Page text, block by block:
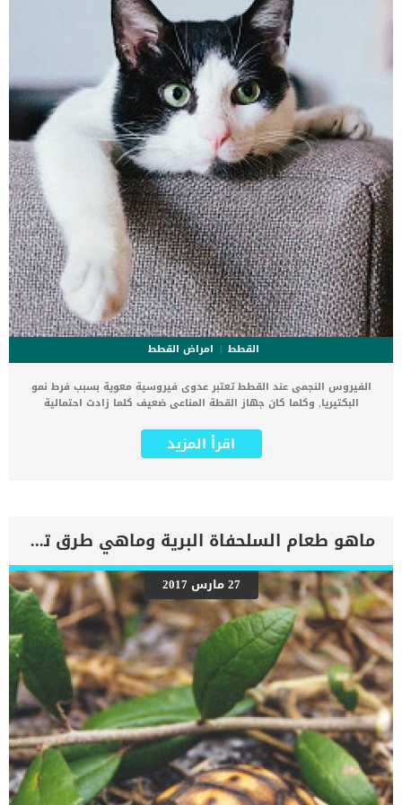
الوفاة. _المرحلة الاولى, تظهر ان الكلب معرض لخطر الإصابة بسرطان
القلب ، ولكن ليس لديه أعراض ولا تغييرات في القلب. _المرحلة
الثانية,يعاني الكلب […]
القطط
امراض القطط
الفيروس النجمى عند القطط تعتبر عدوى فيروسية معوية بسبب فرط نمو
البكتيريا, وكلما كان جهاز القطة المناعى ضعيف كلما زادت احتمالية
الحمض النووي الريبوزي (RNA) الصغيرة غير المغلفة التي تسبب أعراض
مرض معوي في الحيوانات المصابة هذه الفيروس له مجموعة من العلامات
أقل من أسبوع. هذا الفيروس ليس خطيرا بقدر الخطورة التى يسببها
الجفاف الناتج عن الاسهال. كما ان هذا الفيروس نادر نسبيًا في القطط،
ولا يظهر أي ميل لإصابة سلالة أو جنس أو عمر معين علامات الفيروس
النجمى عند القطط _لإسهال المائي الأخضر _ الجفاف _ العيون الغارقة
_فقدان الشهية _ حمى _وجع بطن السبب الرئيسى لاصابة قطتك بهذا
الفيروس هو العدوى التى تنتقل لها من قطة اخرى مصابة. اقرا ايضا:
عملية اغلاق الامعاء عند القطط واسبابها تشخيص الطبيب البيطرى لحالة
القط سوف تحتاج إلى تقديم تاريخ شامل لصحة قطتك قبل ظهور الأعراض.
حيث سيقوم الطبيب البيطري بعد ذلك بإجراء فحص بدني شامل وملف دم
وتعداد دم كامل. فى […]
اقرأ المزيد
ماهو طعام السلحفاة البرية وماهي طرق تغذيتها
27 مارس 2017